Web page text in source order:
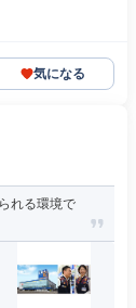
気になる
れる環境で